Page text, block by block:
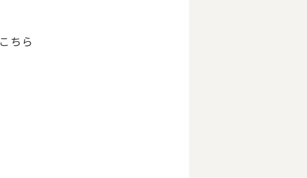
ちら